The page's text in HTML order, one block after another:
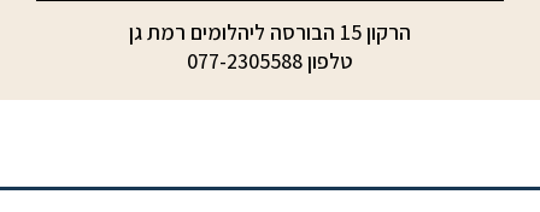
הרקון 15 הבורסה ליהלומים רמת גן
טלפון077-2305588